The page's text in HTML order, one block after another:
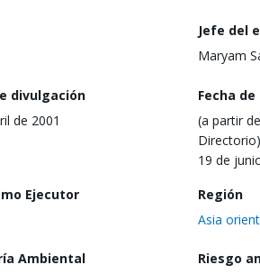
Jefe del
Maryam
divulgación
de 2001
Fecha
(a partir
Directorio)
19 de
Ejecutor
Región
Asia
Ambiental
Riesgo